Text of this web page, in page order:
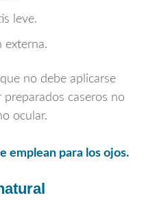
leve.
externa.
no debe aplicarse
caseros no
ocular.
emplean para los ojos.